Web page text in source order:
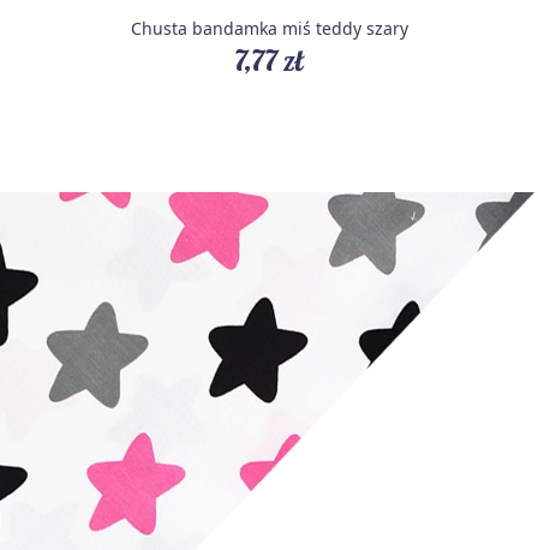
Chusta bandamka miś teddy szary
7,77 zł